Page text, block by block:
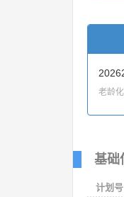
老龄
基础
计划号